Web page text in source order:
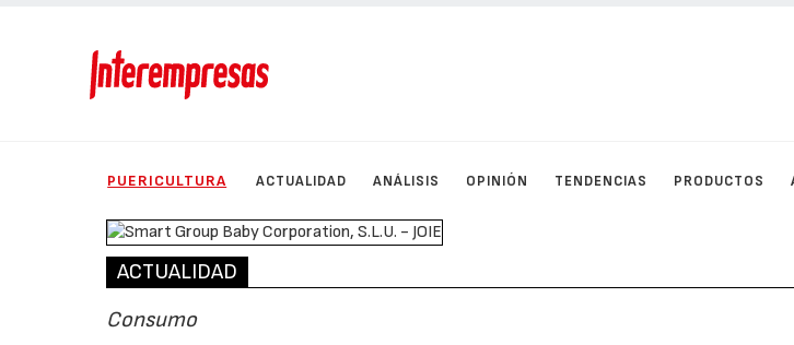
PUERICULTURA ACTUALIDAD ANÁLISIS OPINIÓN TENDENCIAS PRODUCTOS
ACTUALIDAD
Consumo